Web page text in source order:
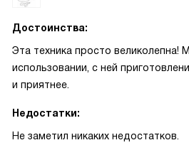
Достоинства:
Эта техника просто великолепна!
использовании, с ней
и приятнее.
Недостатки:
Не заметил никаких недостатков.